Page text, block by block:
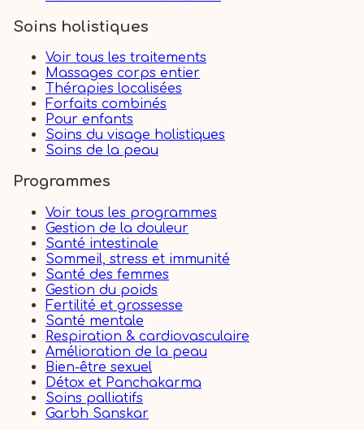
Soins holistiques
Voir tous les traitements
Massages corps entier
Thérapies localisées
Forfaits combinés
Pour enfants
Soins du visage holistiques
Soins de la peau
Programmes
Voir tous les programmes
Gestion de la douleur
Santé intestinale
Sommeil, stress et immunité
Santé des femmes
Gestion du poids
Fertilité et grossesse
Santé mentale
Respiration & cardiovasculaire
Amélioration de la peau
Bien-être sexuel
Détox et Panchakarma
Soins palliatifs
Garbh Sanskar